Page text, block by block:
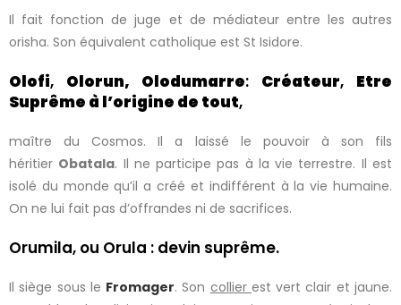
Il fait fonction de juge et de médiateur entre les autres
orisha. Son équivalent catholique est St Isidore.
Olofi, Olorun, Olodumarre: Créateur, Etre
Suprême à l’origine de tout,
maître du Cosmos. Il a laissé le pouvoir à son fils
héritier Obatala. Il ne participe pas à la vie terrestre. Il est
isolé du monde qu’il a créé et indifférent à la vie humaine.
On ne lui fait pas d’offrandes ni de sacrifices.
Orumila, ou Orula : devin suprême.
Il siège sous le Fromager. Son collier est vert clair et jaune.